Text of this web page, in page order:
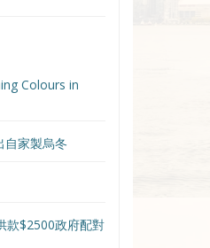
Colours in
自家製烏冬
款$2500政府配對